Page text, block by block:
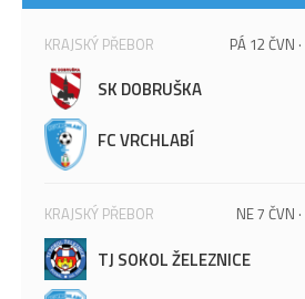
KRAJSKÝ PŘEBOR PÁ 12 ČVN
SK DOBRUŠKA
FC VRCHLABÍ
KRAJSKÝ PŘEBOR NE 7 ČVN
TJ SOKOL ŽELEZNICE